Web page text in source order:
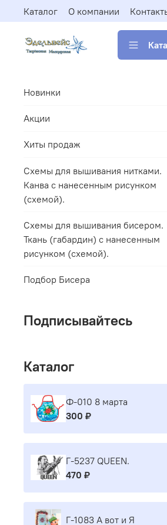
Каталог О компании
Новинки
Акции
Хиты продаж
Схемы для вышивания нитками.
Канва с нанесенным рисунком
(схемой).
Схемы для вышивания бисером.
Ткань (габардин) с нанесенным
рисунком (схемой).
Подбор Бисера
Подписывайтесь
Каталог
Ф-010 8 марта
300 ₽
Г-5237 QUEEN.
470 ₽
Г-1083 А вот и Я